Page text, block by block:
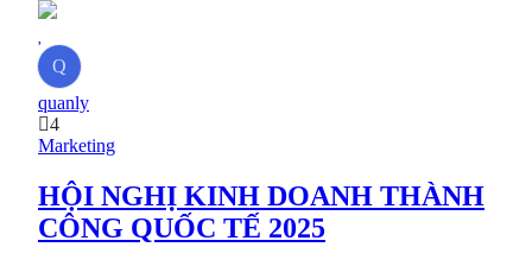
Q
quanly
4
Marketing
HỘI NGHỊ KINH DOANH THÀNH
CÔNG QUỐC TẾ 2025